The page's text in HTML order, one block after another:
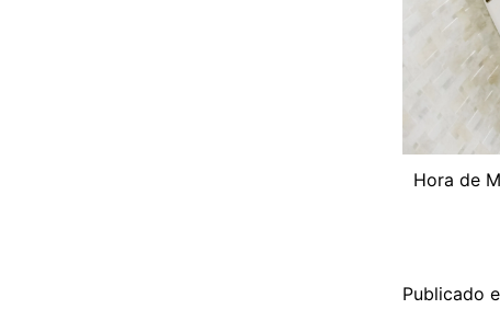
Hora de
Publicado